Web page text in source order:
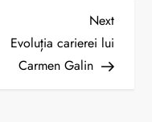
Next
Post
Next
Evoluția carierei lui
Carmen Galin